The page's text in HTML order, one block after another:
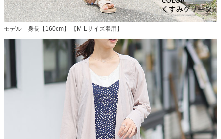
モデル 身長【160cm】 【M-Lサイズ着用】